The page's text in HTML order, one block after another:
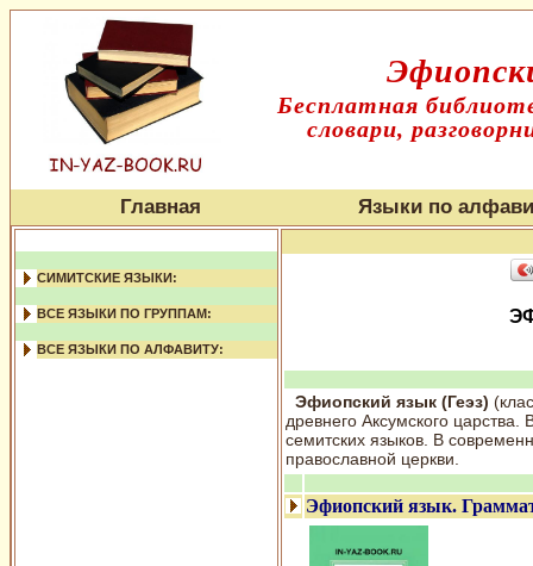
Бесплатная
словари,
Главная Языки по
СИМИТСКИЕ ЯЗЫКИ:
ВСЕ ЯЗЫКИ ПО ГРУППАМ:
ВСЕ ЯЗЫКИ ПО АЛФАВИТУ:
Эфиопский язык (Геэз)
древнего Аксумского
семитских языков. В
православной церкви.
Эфиопский язык.